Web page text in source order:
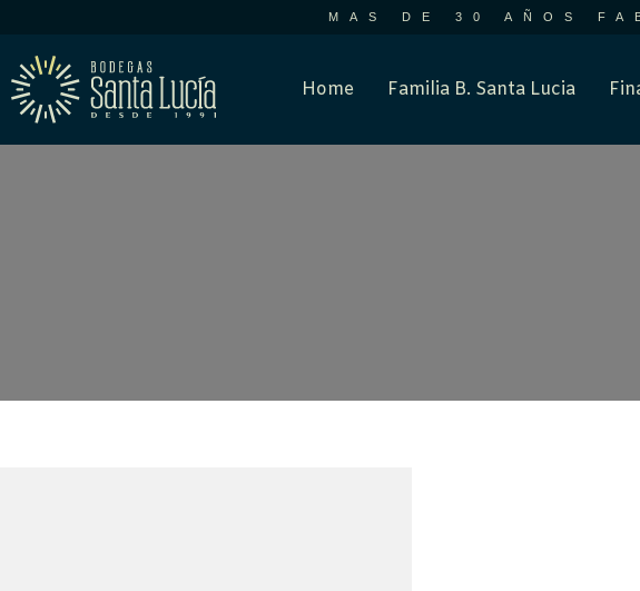
MAS DE 30 AÑOS
Home Familia B. Santa Lucia